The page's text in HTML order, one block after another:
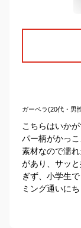
ガーベラ(20代・男
こちらはいか
パー柄がかっ
素材なので濡
があり、サッ
ぎず、小学生
ミング通いに